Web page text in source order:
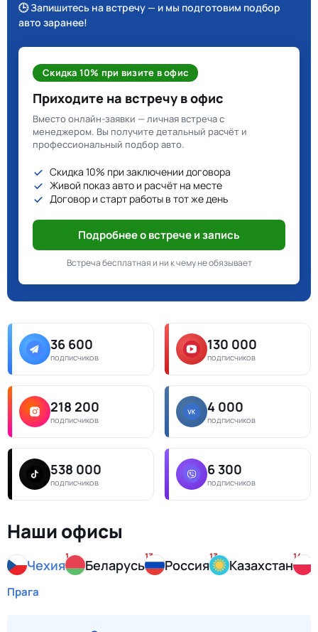
🕒 Запишитесь на встречу — и мы подготовим подбор
авто заранее!
Скидка 10% при визите в офис
Приходите на встречу в офис
Вместо онлайн-заявки — личная встреча с
менеджером. Вы получите детальный расчёт и
профессиональный подбор авто.
Скидка 10% при заключении договора
Живой показ авто и расчёт на месте
Договор и старт работы в тот же день
Подробнее о встрече и запись
Встреча бесплатная и ни к чему не обязывает
36 600
подписчиков
130 000
подписчиков
218 200
подписчиков
4 000
подписчиков
538 000
подписчиков
6 300
подписчиков
Наши офисы
Чехия
1
Беларусь
13
Россия
13
Казахстан
14
Прага